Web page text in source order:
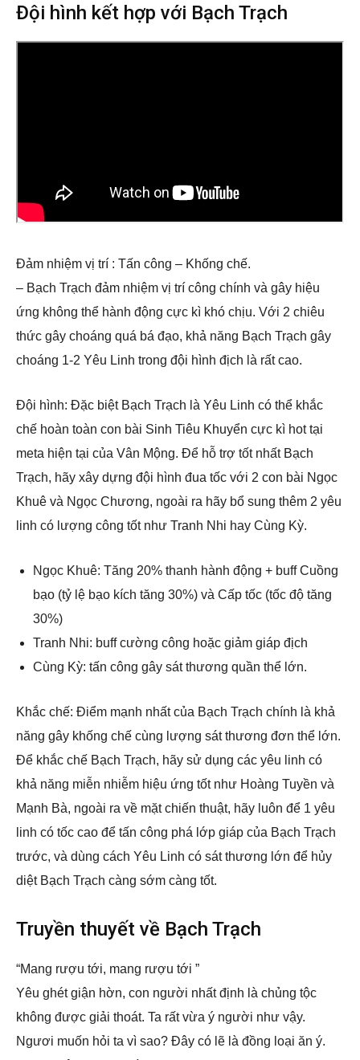
Đội hình kết hợp với Bạch Trạch
Đảm nhiệm vị trí : Tấn công – Khống chế.
– Bạch Trạch đảm nhiệm vị trí công chính và gây hiệu
ứng không thể hành động cực kì khó chịu. Với 2 chiêu
thức gây choáng quá bá đạo, khả năng Bạch Trạch gây
choáng 1-2 Yêu Linh trong đội hình địch là rất cao.
Đội hình: Đặc biệt Bạch Trạch là Yêu Linh có thể khắc
chế hoàn toàn con bài Sinh Tiêu Khuyển cực kì hot tại
meta hiện tại của Vân Mộng. Để hỗ trợ tốt nhất Bạch
Trạch, hãy xây dựng đội hình đua tốc với 2 con bài Ngọc
Khuê và Ngọc Chương, ngoài ra hãy bổ sung thêm 2 yêu
linh có lượng công tốt như Tranh Nhi hay Cùng Kỳ.
Ngọc Khuê: Tăng 20% thanh hành động + buff Cuồng
bạo (tỷ lệ bạo kích tăng 30%) và Cấp tốc (tốc độ tăng
30%)
Tranh Nhi: buff cường công hoặc giảm giáp địch
Cùng Kỳ: tấn công gây sát thương quần thể lớn.
Khắc chế: Điểm mạnh nhất của Bạch Trạch chính là khả
năng gây khống chế cùng lượng sát thương đơn thể lớn.
Để khắc chế Bạch Trạch, hãy sử dụng các yêu linh có
khả năng miễn nhiễm hiệu ứng tốt như Hoàng Tuyền và
Mạnh Bà, ngoài ra về mặt chiến thuật, hãy luôn để 1 yêu
linh có tốc cao để tấn công phá lớp giáp của Bạch Trạch
trước, và dùng cách Yêu Linh có sát thương lớn để hủy
diệt Bạch Trạch càng sớm càng tốt.
Truyền thuyết về Bạch Trạch
“Mang rượu tới, mang rượu tới ”
Yêu ghét giận hờn, con người nhất định là chủng tộc
không được giải thoát. Ta rất vừa ý người như vậy.
Ngươi muốn hỏi ta vì sao? Đây có lẽ là đồng loại ăn ý.